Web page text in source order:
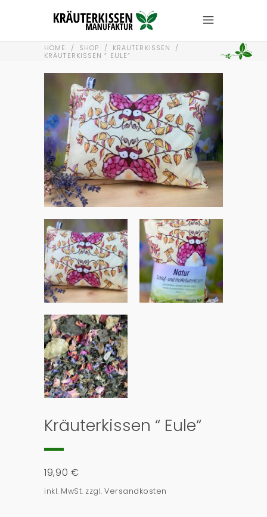
HOME / SHOP / KRÄUTERKISSEN /
KRÄUTERKISSEN “ EULE“
Kräuterkissen “ Eule“
19,90 €
inkl. MwSt. zzgl.Versandkosten